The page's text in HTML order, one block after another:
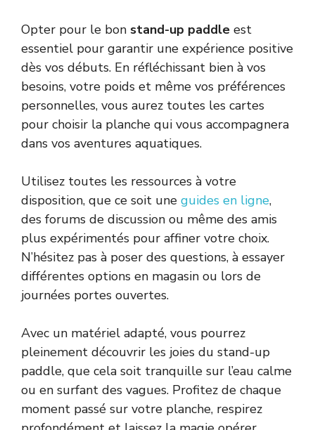
Opter pour le bon stand-up paddle est
essentiel pour garantir une expérience positive
dès vos débuts. En réfléchissant bien à vos
besoins, votre poids et même vos préférences
personnelles, vous aurez toutes les cartes
pour choisir la planche qui vous accompagnera
dans vos aventures aquatiques.
Utilisez toutes les ressources à votre
disposition, que ce soit une guides en ligne,
des forums de discussion ou même des amis
plus expérimentés pour affiner votre choix.
N’hésitez pas à poser des questions, à essayer
différentes options en magasin ou lors de
journées portes ouvertes.
Avec un matériel adapté, vous pourrez
pleinement découvrir les joies du stand-up
paddle, que cela soit tranquille sur l’eau calme
ou en surfant des vagues. Profitez de chaque
moment passé sur votre planche, respirez